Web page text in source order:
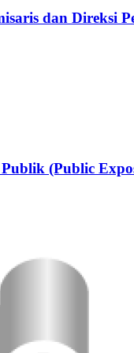
dan Direksi
(Public